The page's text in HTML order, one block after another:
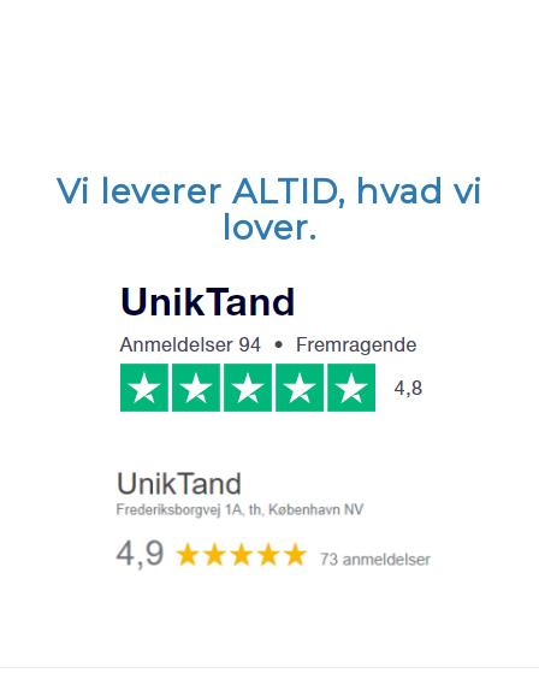
Vi leverer ALTID, hvad vi
lover.